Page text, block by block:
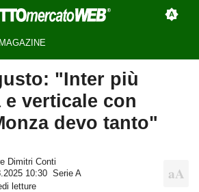
MAGAZINE
"Inter più
verticale con
devo tanto"
Dimitri Conti
10:30
Serie A
letture